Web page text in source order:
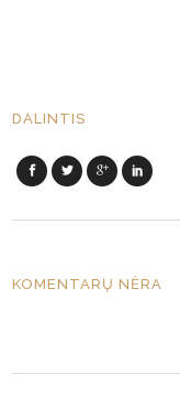
DALINTIS
KOMENTARŲ NĖRA